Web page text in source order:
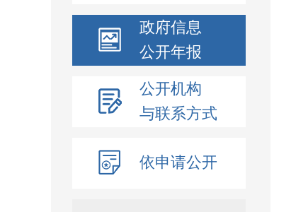
政府信息
公开年报
公开机构
与联系方式
依申请公开